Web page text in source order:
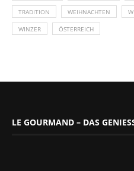
TRADITION WEIHNACHTEN
WINZER ÖSTERREICH
LE GOURMAND – DAS